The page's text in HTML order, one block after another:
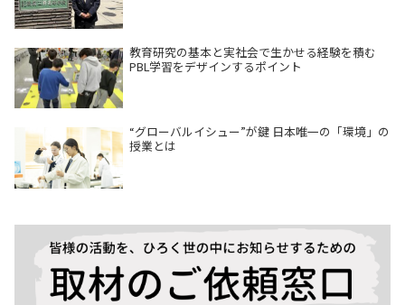
教育研究の基本と実社会で生かせる経験を積む
PBL学習をデザインするポイント
“グローバルイシュー”が鍵 日本唯一の「環境」の
授業とは